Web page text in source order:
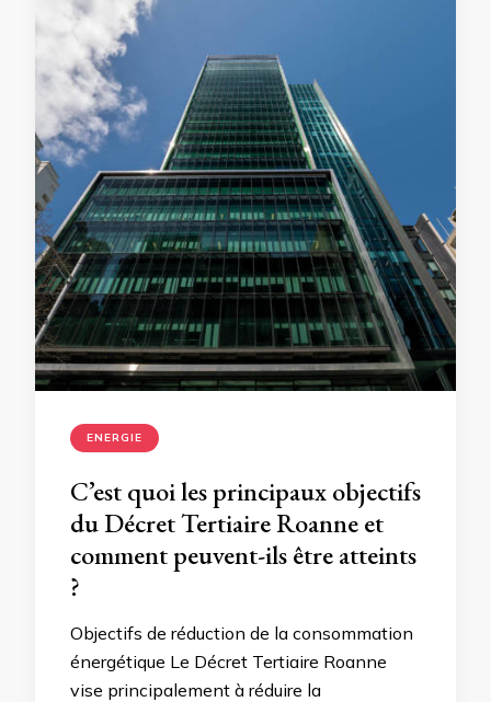
ENERGIE
C’est quoi les principaux objectifs
du Décret Tertiaire Roanne et
comment peuvent-ils être atteints
?
Objectifs de réduction de la consommation
énergétique Le Décret Tertiaire Roanne
vise principalement à réduire la